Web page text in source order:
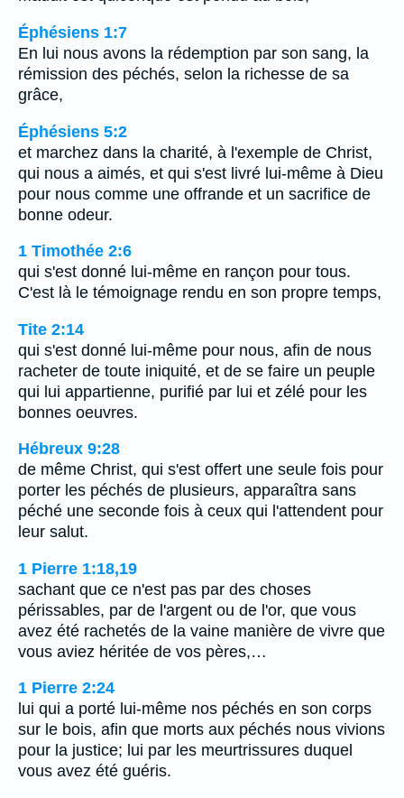
Éphésiens 1:7
En lui nous avons la rédemption par son sang, la
rémission des péchés, selon la richesse de sa
grâce,
Éphésiens 5:2
et marchez dans la charité, à l'exemple de Christ,
qui nous a aimés, et qui s'est livré lui-même à Dieu
pour nous comme une offrande et un sacrifice de
bonne odeur.
1 Timothée 2:6
qui s'est donné lui-même en rançon pour tous.
C'est là le témoignage rendu en son propre temps,
Tite 2:14
qui s'est donné lui-même pour nous, afin de nous
racheter de toute iniquité, et de se faire un peuple
qui lui appartienne, purifié par lui et zélé pour les
bonnes oeuvres.
Hébreux 9:28
de même Christ, qui s'est offert une seule fois pour
porter les péchés de plusieurs, apparaîtra sans
péché une seconde fois à ceux qui l'attendent pour
leur salut.
1 Pierre 1:18,19
sachant que ce n'est pas par des choses
périssables, par de l'argent ou de l'or, que vous
avez été rachetés de la vaine manière de vivre que
vous aviez héritée de vos pères,…
1 Pierre 2:24
lui qui a porté lui-même nos péchés en son corps
sur le bois, afin que morts aux péchés nous vivions
pour la justice; lui par les meurtrissures duquel
vous avez été guéris.